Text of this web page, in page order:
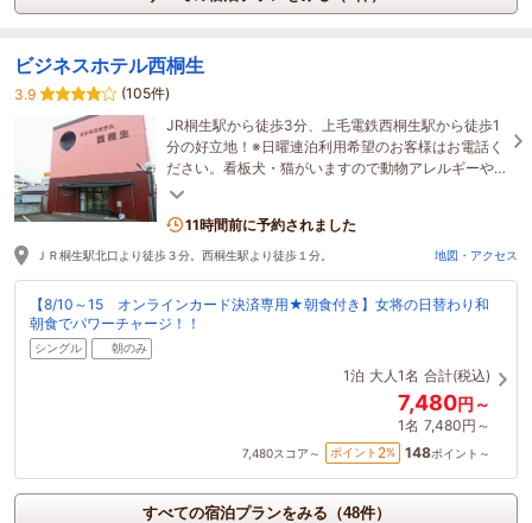
ビジネスホテル西桐生
3.9
(105件)
JR桐生駅から徒歩3分、上毛電鉄西桐生駅から徒歩1
分の好立地！※日曜連泊利用希望のお客様はお電話く
ださい。看板犬・猫がいますので動物アレルギーや
苦手な方はご遠慮くださいませ。
11時間前に予約されました
ＪＲ桐生駅北口より徒歩３分。西桐生駅より徒歩１分。 地図・アクセス
【8/10～15 オンラインカード決済専用★朝食付き】女将の日替わり和
朝食でパワーチャージ！！
シングル 朝のみ
1泊 大人1名 合計(税込)
7,480円～
1名 7,480円～
7,480スコア～ ポイント 2% 148ポイント～
すべての宿泊プランをみる（48件）